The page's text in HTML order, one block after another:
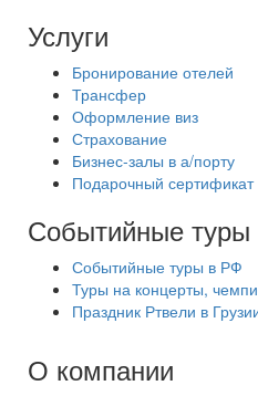
Услуги
Бронирование отелей
Трансфер
Оформление виз
Страхование
Бизнес-залы в а/порту
Подарочный сертификат
Событийные туры
Событийные туры в РФ
Туры на концерты,
Праздник Ртвели в
О компании